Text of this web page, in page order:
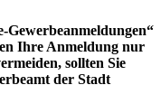
Gewerbeanmeldungen“
Ihre Anmeldung nur
sollten Sie
der Stadt